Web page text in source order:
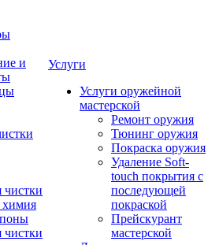
и
Услуги
Услуги оружейной
мастерской
Ремонт оружия
Тюнинг оружия
Покраска оружия
Удаление Soft-
touch покрытия с
последующей
покраской
Прейскурант
мастерской